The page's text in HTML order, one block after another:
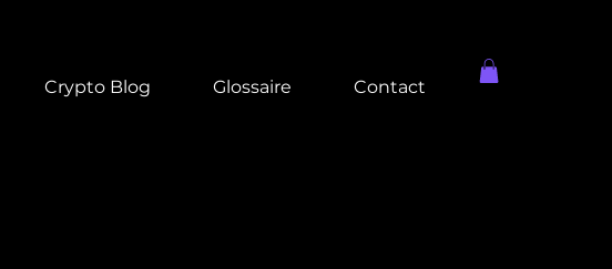
Crypto Blog Glossaire Contact